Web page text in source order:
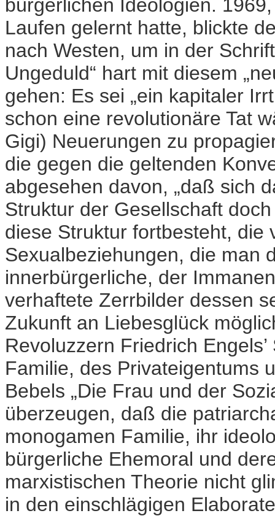
bürgerlichen Ideologien.
Laufen gelernt hatte, blickte
nach Westen, um in der
Ungeduld“ hart mit diesem
gehen: Es sei „ein kapitaler
schon eine revolutionäre Tat
Gigi) Neuerungen zu
die gegen die geltenden
abgesehen davon, „daß sich
Struktur der Gesellschaft
diese Struktur fortbesteht, die
Sexualbeziehungen, die man
innerbürgerliche, der
verhaftete Zerrbilder dessen
Zukunft an Liebesglück
Revoluzzern Friedrich
Familie, des Privateigentums
Bebels „Die Frau und der
überzeugen, daß die
monogamen Familie, ihr
bürgerliche Ehemoral und
marxistischen Theorie nicht
in den einschlägigen